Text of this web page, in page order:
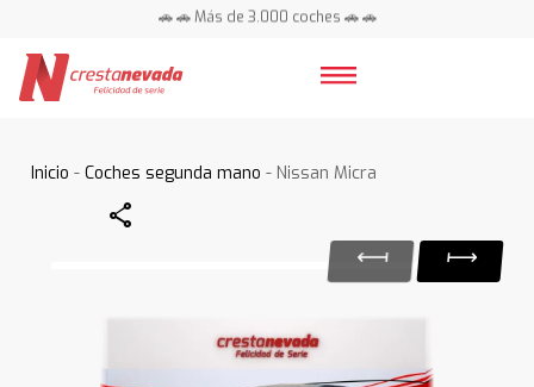
🚗 🚗 Más de 3.000 coches 🚗 🚗
Inicio -Coches segunda mano - Nissan Micra
Share